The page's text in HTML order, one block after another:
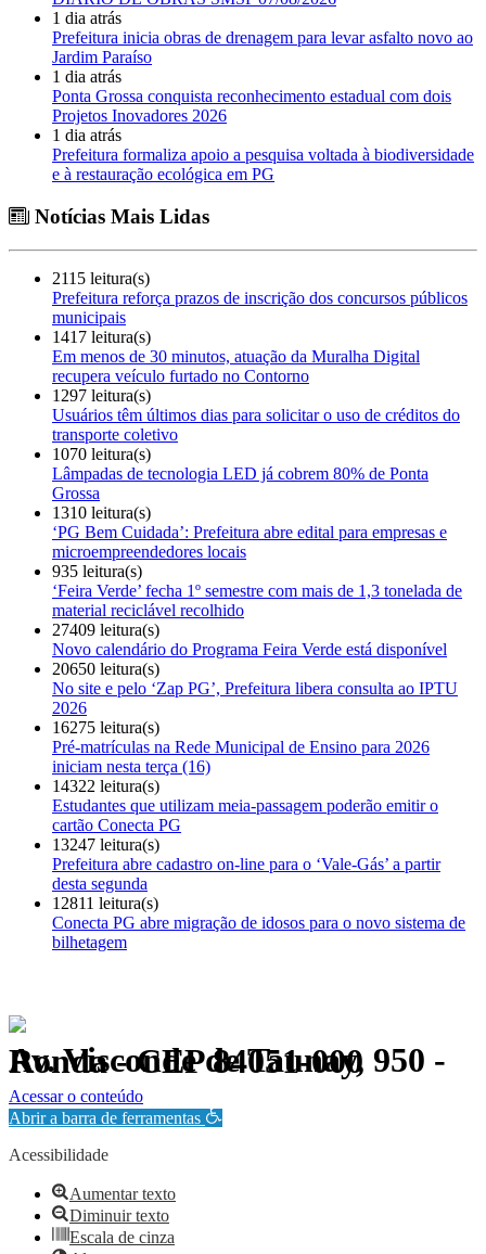
1 dia atrás
Prefeitura inicia obras de drenagem para levar asfalto novo ao
Jardim Paraíso
1 dia atrás
Ponta Grossa conquista reconhecimento estadual com dois
Projetos Inovadores 2026
1 dia atrás
Prefeitura formaliza apoio a pesquisa voltada à biodiversidade
e à restauração ecológica em PG
Notícias Mais Lidas
2115 leitura(s)
Prefeitura reforça prazos de inscrição dos concursos públicos
municipais
1417 leitura(s)
Em menos de 30 minutos, atuação da Muralha Digital
recupera veículo furtado no Contorno
1297 leitura(s)
Usuários têm últimos dias para solicitar o uso de créditos do
transporte coletivo
1070 leitura(s)
Lâmpadas de tecnologia LED já cobrem 80% de Ponta
Grossa
1310 leitura(s)
‘PG Bem Cuidada’: Prefeitura abre edital para empresas e
microempreendedores locais
935 leitura(s)
‘Feira Verde’ fecha 1º semestre com mais de 1,3 tonelada de
material reciclável recolhido
27409 leitura(s)
Novo calendário do Programa Feira Verde está disponível
20650 leitura(s)
No site e pelo ‘Zap PG’, Prefeitura libera consulta ao IPTU
2026
16275 leitura(s)
Pré-matrículas na Rede Municipal de Ensino para 2026
iniciam nesta terça (16)
14322 leitura(s)
Estudantes que utilizam meia-passagem poderão emitir o
cartão Conecta PG
13247 leitura(s)
Prefeitura abre cadastro on-line para o ‘Vale-Gás’ a partir
desta segunda
12811 leitura(s)
Conecta PG abre migração de idosos para o novo sistema de
bilhetagem
Av. Visconde de Taunay, 950 - Ronda - CEP 84051-000
Política de Privacidade.
Acessar o conteúdo
Abrir a barra de ferramentas
Acessibilidade
Aumentar texto
Diminuir texto
Escala de cinza